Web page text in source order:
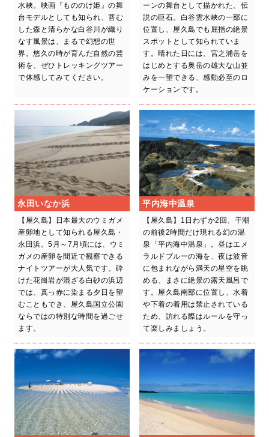
水峡。映画『もののけ姫』の舞
台モデルとしても知られ、苔む
した森と清らかな白谷川が織り
なす風景は、まるで幻想の世
界。悠久の時が育んだ自然の芸
術を、ぜひトレッキングツアー
で体感してみてください。
ーンの舞台として描かれた、伝
説の巨石。白谷雲水峡の一部に
位置し、屋久島でも屈指の絶景
スポットとして知られていま
す。晴れた日には、宮之浦岳を
はじめとする奥岳の雄大な山並
みを一望できる、感動必至のロ
ケーションです。
永田いなか浜
【屋久島】日本最大のウミガメ
産卵地として知られる屋久島・
永田浜。5月～7月頃には、ウミ
ガメの産卵を間近で観察できる
ナイトツアーが大人気です。砕
けた花崗岩が混ざる白砂の浜辺
では、真っ赤に染まる夕日を望
むこともでき、屋久島国立公園
ならではの特別な時間を過ごせ
ます。
平内海中温泉
【屋久島】1日わずか2回、干潮
の前後2時間だけ現れる幻の温
泉「平内海中温泉」。昼はエメ
ラルドブルーの海を、夜は波音
に包まれながら満天の星空を眺
める、まさに絶景の露天風呂で
す。屋久島南部に位置し、水着
や下着の着用は禁止されている
ため、訪れる際はルールを守っ
て楽しみましょう。